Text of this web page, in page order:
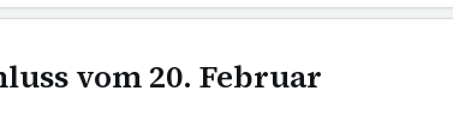
vom 20. Februar